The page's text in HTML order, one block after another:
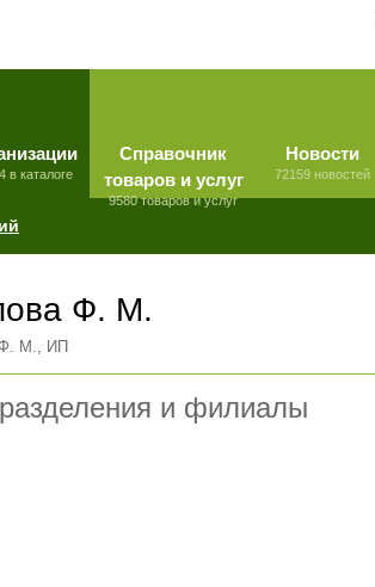
в каталоге
Справочник
товаров и услуг
9580 товаров и услуг
Новости
72159 новостей
Ф. М.
Ф. М., ИП
и филиалы